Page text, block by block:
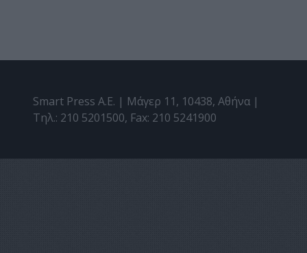
Smart Press A.E. | Μάγερ 11, 10438, Αθήνα |
Τηλ.: 210 5201500, Fax: 210 5241900